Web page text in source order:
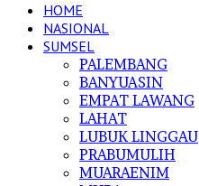
HOME
NASIONAL
SUMSEL
PALEMBANG
BANYUASIN
EMPAT LAWANG
LAHAT
LUBUK LINGGAU
PRABUMULIH
MUARAENIM